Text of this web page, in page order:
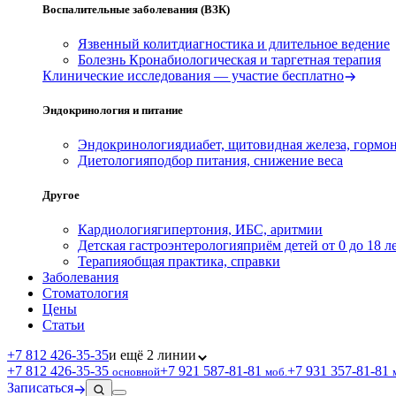
Воспалительные заболевания (ВЗК)
Язвенный колитдиагностика и длительное ведение
Болезнь Кронабиологическая и таргетная терапия
Клинические исследования — участие бесплатно
Эндокринология и питание
Эндокринологиядиабет, щитовидная железа,
Диетологияподбор питания, снижение веса
Другое
Кардиологиягипертония, ИБС, аритмии
Детская гастроэнтерологияприём детей от 0 до 18
Терапияобщая практика, справки
Заболевания
Стоматология
Цены
Статьи
+7 812 426‑35‑35и ещё 2 линии
+7 812 426‑35‑35 основной+7 921 587‑81‑81 моб.+7 931 357‑81‑81
Записаться